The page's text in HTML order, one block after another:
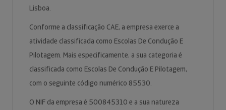
Lisboa.
Conforme a classificação CAE, a empresa exerce a
atividade classificada como Escolas De Condução E
Pilotagem. Mais especificamente, a sua categoria é
classificada como Escolas De Condução E Pilotagem,
com o seguinte código numérico 85530.
O NIF da empresa é 500845310 e a sua natureza